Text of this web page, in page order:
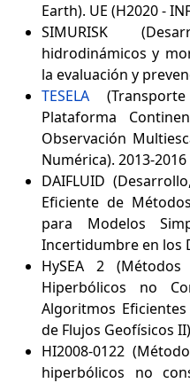
Earth). UE (H2020 -
SIMURISK
hidrodinámicos y
la evaluación y
TESELA
Plataforma
Observación
Numérica). 2013-2016
DAIFLUID
Eficiente de
para Modelos
Incertidumbre en los
HySEA 2
Hiperbólicos no
Algoritmos
de Flujos Geofísicos
HI2008-0122
hiperbólicos no